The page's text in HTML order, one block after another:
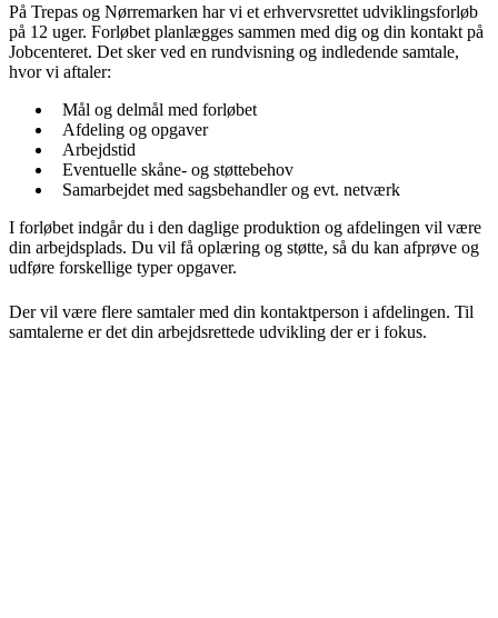
På Trepas og Nørremarken har vi et erhvervsrettet udviklingsforløb
på 12 uger. Forløbet planlægges sammen med dig og din kontakt på
Jobcenteret. Det sker ved en rundvisning og indledende samtale,
hvor vi aftaler:
Mål og delmål med forløbet
Afdeling og opgaver
Arbejdstid
Eventuelle skåne- og støttebehov
Samarbejdet med sagsbehandler og evt. netværk
I forløbet indgår du i den daglige produktion og afdelingen vil være
din arbejdsplads. Du vil få oplæring og støtte, så du kan afprøve og
udføre forskellige typer opgaver.
Der vil være flere samtaler med din kontaktperson i afdelingen. Til
samtalerne er det din arbejdsrettede udvikling der er i fokus.